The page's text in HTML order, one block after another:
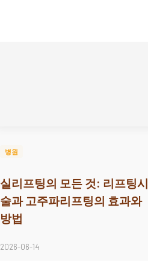
병원
실리프팅의 모든 것: 리프팅시
술과 고주파리프팅의 효과와
방법
2026-06-14